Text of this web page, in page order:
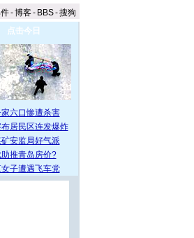
-博客- BBS-搜狗
点击今日
六口惨遭杀害
居民区连发爆炸
安监局好气派
推青岛房价?
子遭遇飞车党